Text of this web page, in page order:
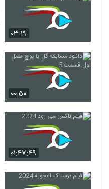
۰۳:۱۹
۰۰:۵۰
۰۱:۴۷:۴۹